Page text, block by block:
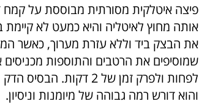
פיצה איטלקית מסורתית מבוססת על קמח
אותה מחוץ לאיטליה והיא כמעט לא קיימת
את הבצק ביד וללא עזרת מערוך, כאשר
לפחות ולפרק זמן של 2
והוא דורש רמה גבוהה של מיומנות וניסיון.